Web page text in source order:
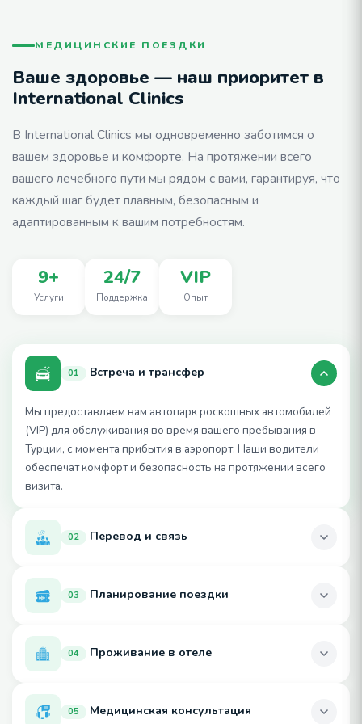
МЕДИЦИНСКИЕ ПОЕЗДКИ
Ваше здоровье — наш приоритет в
International Clinics
В International Clinics мы одновременно заботимся о
вашем здоровье и комфорте. На протяжении всего
вашего лечебного пути мы рядом с вами, гарантируя, что
каждый шаг будет плавным, безопасным и
адаптированным к вашим потребностям.
9+
Услуги
24/7
Поддержка
VIP
Опыт
01 Встреча и трансфер
Мы предоставляем вам автопарк роскошных автомобилей
(VIP) для обслуживания во время вашего пребывания в
Турции, с момента прибытия в аэропорт. Наши водители
обеспечат комфорт и безопасность на протяжении всего
визита.
02 Перевод и связь
почувствуете языкового барьера, так как наши
всех перемещениях.
03 Планирование поездки
визитом, наша команда подготовит индивидуальный план
превращая ваше путешествие в незабываемое
04 Проживание в отеле
обслуживанием непросто, особенно в чужой стране. Не
05 Медицинская консультация